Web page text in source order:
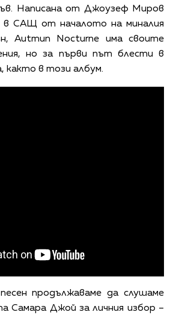
Написана от Джоузеф Миров
в САЩ от началото на миналия
Autmun Nocturne има своите
но за първи път блести в
както в този албум.
продължаваме да слушаме
Самара Джой за личния избор –